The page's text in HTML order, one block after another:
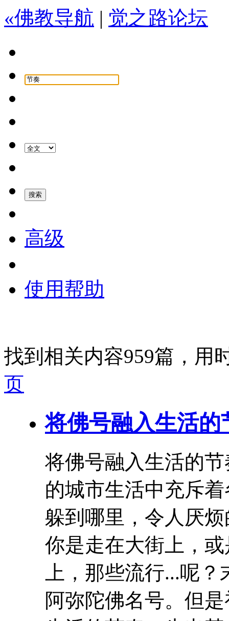
«佛教导航 | 觉之路论坛
高级
使用帮助
找到相关内容959篇，用
页
将佛号融入生活的
将佛号融入生活的节
的城市生活中充斥
躲到哪里，令人厌
你是走在大街上，
上，那些流行...呢
阿弥陀佛名号。但